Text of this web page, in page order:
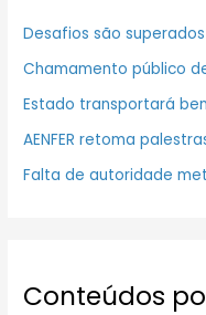
Desafios são
Chamamento público
Estado transportará
AENFER retoma
Falta de autoridade
Conteúdos